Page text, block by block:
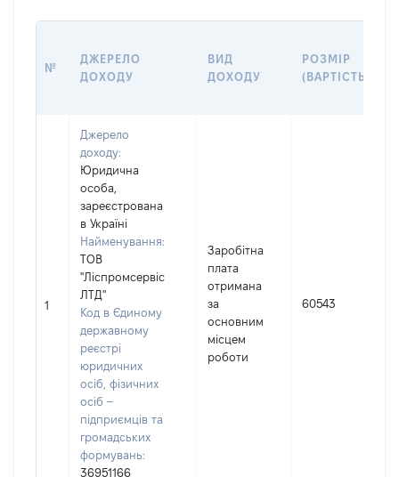
№
ДЖЕРЕЛО
ДОХОДУ
ВИД
ДОХОДУ
РОЗМІР
(ВАРТІСТЬ)
1
Джерело
доходу:
Юридична
особа,
зареєстрована
в Україні
Найменування:
ТОВ
"Ліспромсервіс
ЛТД"
Код в Єдиному
державному
реєстрі
юридичних
осіб, фізичних
осіб –
підприємців та
громадських
формувань:
36951166
Заробітна
плата
отримана
за
основним
місцем
роботи
60543